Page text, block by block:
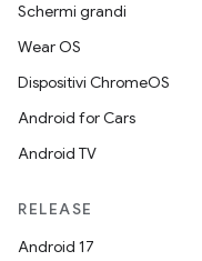
Schermi grandi
Wear OS
Dispositivi ChromeOS
Android for Cars
Android TV
RELEASE
Android 17